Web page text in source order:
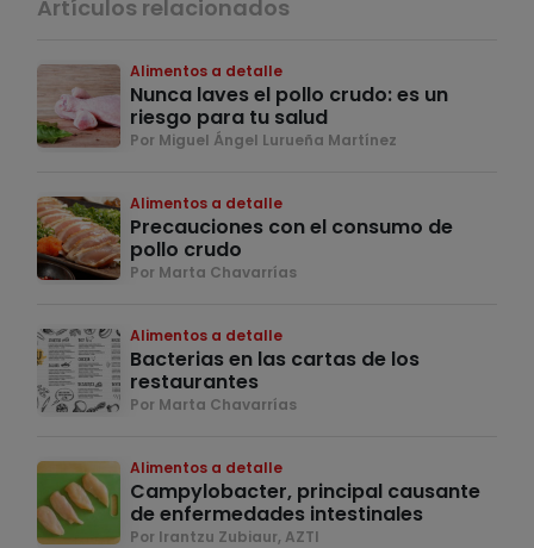
Artículos relacionados
Alimentos a detalle
Nunca laves el pollo crudo: es un
riesgo para tu salud
Por Miguel Ángel Lurueña Martínez
Alimentos a detalle
Precauciones con el consumo de
pollo crudo
Por Marta Chavarrías
Alimentos a detalle
Bacterias en las cartas de los
restaurantes
Por Marta Chavarrías
Alimentos a detalle
Campylobacter, principal causante
de enfermedades intestinales
Por Irantzu Zubiaur, AZTI